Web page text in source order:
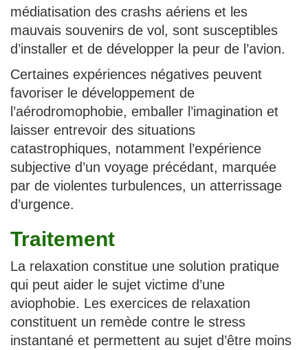
médiatisation des crashs aériens et les
mauvais souvenirs de vol, sont susceptibles
d’installer et de développer la peur de l’avion.
Certaines expériences négatives peuvent
favoriser le développement de
l’aérodromophobie, emballer l’imagination et
laisser entrevoir des situations
catastrophiques, notamment l’expérience
subjective d’un voyage précédant, marquée
par de violentes turbulences, un atterrissage
d’urgence.
Traitement
La relaxation constitue une solution pratique
qui peut aider le sujet victime d’une
aviophobie. Les exercices de relaxation
constituent un remède contre le stress
instantané et permettent au sujet d’être moins